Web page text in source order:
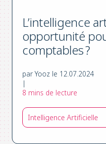
L’intelligence
opportunité
comptables ?
par Yooz le 12.07.2024
|
8 mins de lecture
Intelligence Artificielle